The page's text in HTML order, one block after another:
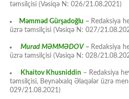
təmsilçisi (Vəsiqə N: 026/21.08.2021)
Məmməd Gürşadoğlu – Redaksiya
üzrə təmsilçisi (Vəsiqə N: 027/
Murad MƏMMƏDOV – Redaksiya
üzrə təmsilçisi (Vəsiqə N: 028/
Khaitov Khusniddin – Redaksiya
təmsilçisi, Beynəlxalq Əlaqələr üzrə
029/21.08.2021)